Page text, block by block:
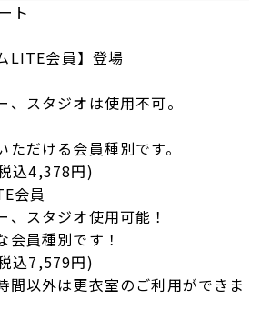
ト
LITE会員】登場
、スタジオは使用不可。
だける会員種別です。
込4,378円)
会員
、スタジオ使用可能！
会員種別です！
込7,579円)
以外は更衣室のご利用ができま